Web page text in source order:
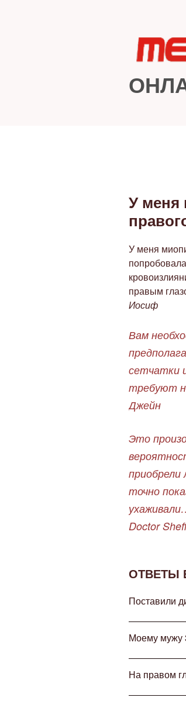
У меня
У меня
правым
Иосиф
Вам
сетчатки
требуют
Джейн
Это
приобрели
точно
Doctor
ОТВЕТЫ
Поставили
Моему мужу
На правом